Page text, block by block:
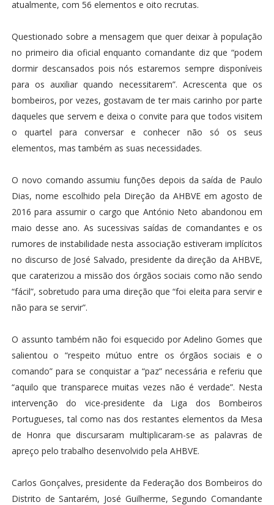
atualmente, com 56 elementos e oito recrutas.
Questionado sobre a mensagem que quer deixar à população
no primeiro dia oficial enquanto comandante diz que “podem
dormir descansados pois nós estaremos sempre disponíveis
para os auxiliar quando necessitarem”. Acrescenta que os
bombeiros, por vezes, gostavam de ter mais carinho por parte
daqueles que servem e deixa o convite para que todos visitem
o quartel para conversar e conhecer não só os seus
elementos, mas também as suas necessidades.
O novo comando assumiu funções depois da saída de Paulo
Dias, nome escolhido pela Direção da AHBVE em agosto de
2016 para assumir o cargo que António Neto abandonou em
maio desse ano. As sucessivas saídas de comandantes e os
rumores de instabilidade nesta associação estiveram implícitos
no discurso de José Salvado, presidente da direção da AHBVE,
que caraterizou a missão dos órgãos sociais como não sendo
“fácil”, sobretudo para uma direção que “foi eleita para servir e
não para se servir”.
O assunto também não foi esquecido por Adelino Gomes que
salientou o “respeito mútuo entre os órgãos sociais e o
comando” para se conquistar a “paz” necessária e referiu que
“aquilo que transparece muitas vezes não é verdade”. Nesta
intervenção do vice-presidente da Liga dos Bombeiros
Portugueses, tal como nas dos restantes elementos da Mesa
de Honra que discursaram multiplicaram-se as palavras de
apreço pelo trabalho desenvolvido pela AHBVE.
Carlos Gonçalves, presidente da Federação dos Bombeiros do
Distrito de Santarém, José Guilherme, Segundo Comandante